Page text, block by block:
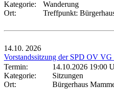
Kategorie:
Wanderung
Ort:
Treffpunkt:
14.10. 2026
Vorstandssitzung der SPD OV
Termin:
14.10.2026 19:00
Kategorie:
Sitzungen
Ort:
Bürgerhaus